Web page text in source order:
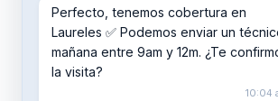
Perfecto, tenemos cobertura en
Laureles ✅ Podemos enviar un
mañana entre 9am y 12m. ¿Te
la visita?
10:04